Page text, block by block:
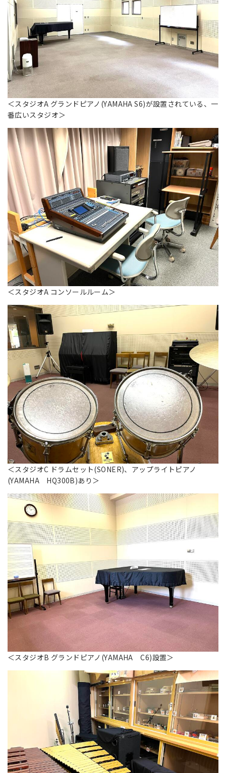
＜スタジオA グランドピアノ(YAMAHA S6)が設置されている、一
番広いスタジオ＞
＜スタジオA コンソールルーム＞
＜スタジオC ドラムセット(SONER)、アップライトピアノ
(YAMAHA HQ300B)あり＞
＜スタジオB グランドピアノ(YAMAHA C6)設置＞